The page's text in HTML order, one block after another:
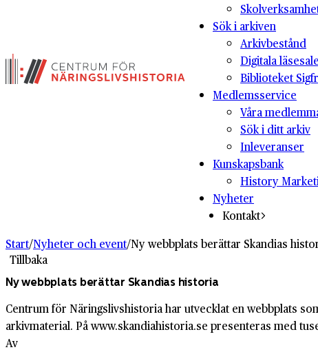
Sök i arkiven
Arkivbestånd
Digitala
Biblioteket
Medlemsservice
Våra
Sök i ditt arkiv
Inleveranser
Kunskapsbank
History
Nyheter
Kontakt
Start/Nyheter och event/Ny webbplats berättar Skandias
Tillbaka
Ny webbplats berättar Skandias historia
Centrum för Näringslivshistoria har utvecklat en webbplats
arkivmaterial. På www.skandiahistoria.se presenteras med
Av